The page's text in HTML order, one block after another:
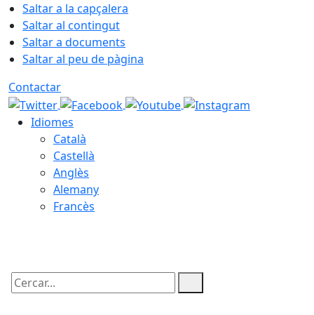
Saltar a la capçalera
Saltar al contingut
Saltar a documents
Saltar al peu de pàgina
Contactar
Idiomes
Català
Castellà
Anglès
Alemany
Francès
Cercar: